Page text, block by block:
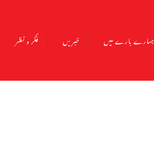
ہمارے بارے میں خبریں فکر و نظر